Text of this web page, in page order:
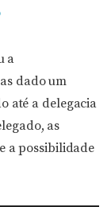
a
dado um
até a delegacia
as
a possibilidade